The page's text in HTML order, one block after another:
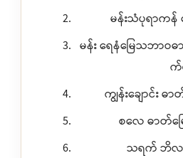
မန်းသံပုရာကန်
မန်း ရေနံမြေသဘာဝ
က်
ကျွန်းချောင်း ဓ
စလေ ဓာတ်မ
သရက် ဘိလ